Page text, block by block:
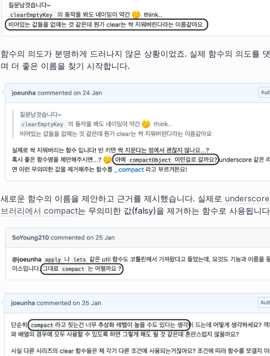
함수의 의도가 분명하게 드러나지 않은 상황이었죠. 실제 함수의 의도를
며 더 좋은 이름을 찾기 시작합니다.
새로운 함수의 이름을 제안하고 근거를 제시했습니다. 실제로 underscore
브러리에서 compact는 무의미한 값(falsy)을 제거하는 함수로 사용됩니